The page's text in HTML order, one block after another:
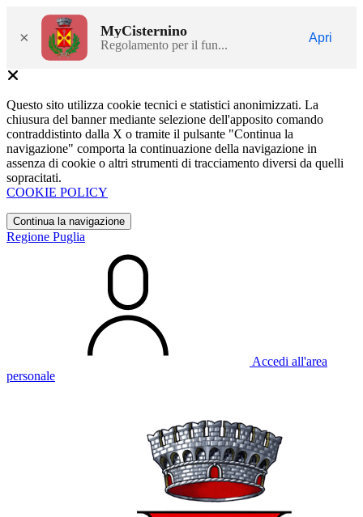
× MyCisternino
Regolamento per il fun...
Apri
Questo sito utilizza cookie tecnici e statistici anonimizzati. La
chiusura del banner mediante selezione dell'apposito comando
contraddistinto dalla X o tramite il pulsante "Continua la
navigazione" comporta la continuazione della navigazione in
assenza di cookie o altri strumenti di tracciamento diversi da quelli
sopracitati.
COOKIE POLICY
Continua la navigazione
Regione Puglia
Accedi all'area
personale